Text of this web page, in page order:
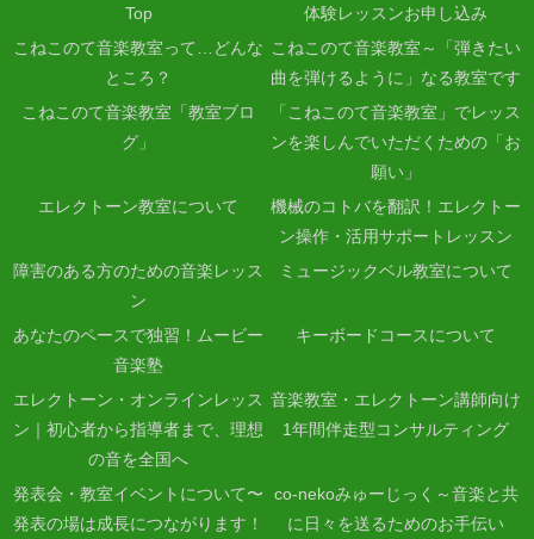
Top
体験レッスンお申し込み
こねこのて音楽教室って…どんな
ところ？
こねこのて音楽教室～「弾きたい
曲を弾けるように」なる教室です
こねこのて音楽教室「教室ブロ
グ」
「こねこのて音楽教室」でレッス
ンを楽しんでいただくための「お
願い」
エレクトーン教室について
機械のコトバを翻訳！エレクトー
ン操作・活用サポートレッスン
障害のある方のための音楽レッス
ン
ミュージックベル教室について
あなたのペースで独習！ムービー
音楽塾
キーボードコースについて
エレクトーン・オンラインレッス
ン｜初心者から指導者まで、理想
の音を全国へ
音楽教室・エレクトーン講師向け
1年間伴走型コンサルティング
発表会・教室イベントについて〜
発表の場は成長につながります！
co-nekoみゅーじっく～音楽と共
に日々を送るためのお手伝い